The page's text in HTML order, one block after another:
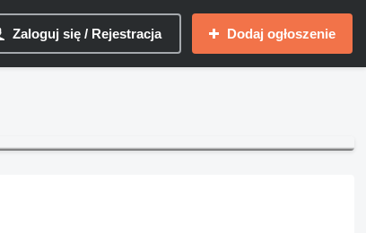
Zaloguj się / Rejestracja Dodaj ogłoszenie